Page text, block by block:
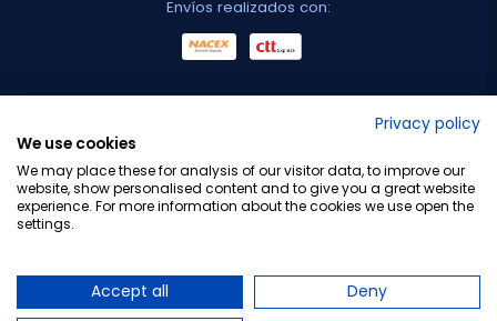
Envíos realizados con:
Privacy policy
We use cookies
We may place these for analysis of our visitor data, to improve our
website, show personalised content and to give you a great website
experience. For more information about the cookies we use open the
settings.
Accept all Deny